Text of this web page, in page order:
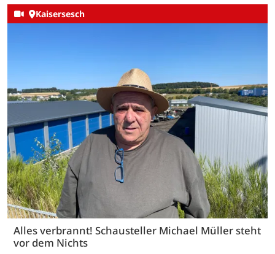
Kaisersesch
Alles verbrannt! Schausteller Michael Müller steht
vor dem Nichts